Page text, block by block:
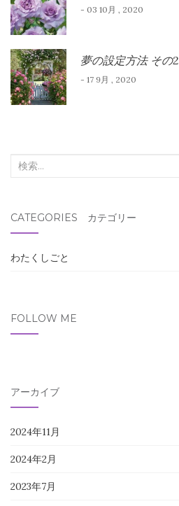
- 03 10月 , 2020
夢の設定方法 その2
- 17 9月 , 2020
検
象:
CATEGORIES カテゴリー
わたくしごと
FOLLOW ME
アーカイブ
2024年11月
2024年2月
2023年7月